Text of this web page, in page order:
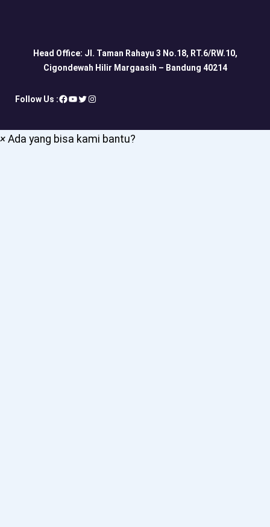
Head Office: Jl. Taman Rahayu 3 No.18, RT.6/RW.10,
Cigondewah Hilir Margaasih – Bandung 40214
Follow Us :Facebook
YouTube
Twitter
Instagram
× Ada yang bisa kami bantu?